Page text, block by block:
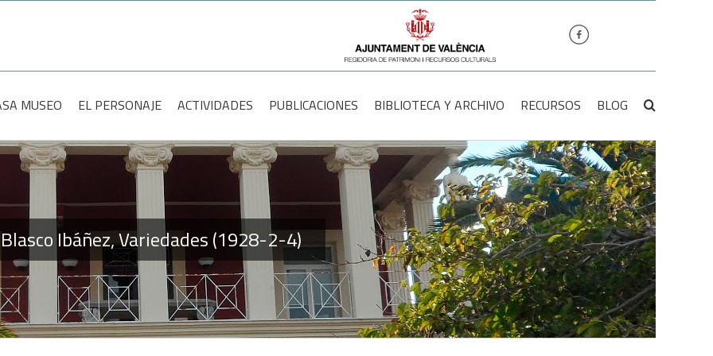
MUSEO
EL PERSONAJE ACTIVIDADES PUBLICACIONES BIBLIOTECA Y ARCHIVO RECURSOS BLOG
Ibáñez, Variedades (1928-2-4)